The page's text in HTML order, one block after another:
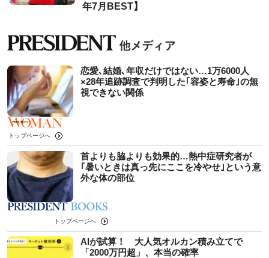
年7月BEST】
恋愛､結婚､年収だけではない…1万6000人
×28年追跡調査で判明した｢容姿と寿命｣の無
視できない関係
トップページへ
首よりも脇よりも効果的…熱中症研究者が
｢暑いときは真っ先にここを冷やせ｣という意
外な体の部位
トップページへ
AIが試算！ 大人気オルカン積み立てで
「2000万円超」、本当の確率